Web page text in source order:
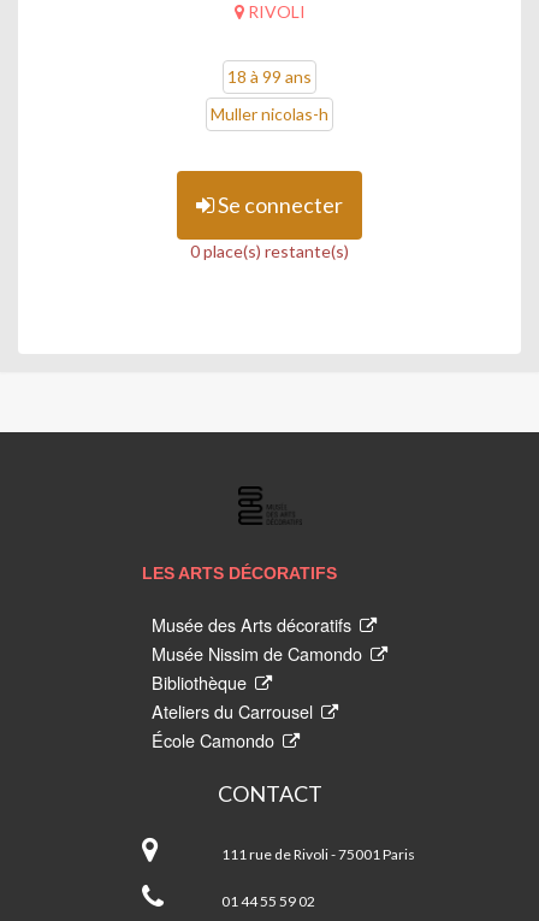
RIVOLI
18 à 99 ans
Muller nicolas-h
Se connecter
0 place(s) restante(s)
ARTS
LES ARTS DÉCORATIFS
Musée des Arts décoratifs
Musée Nissim de Camondo
Bibliothèque
Ateliers du Carrousel
École Camondo
CONTACT
Arts
Décoratifs
111 rue de Rivoli - 75001 Paris
01 44 55 59 02